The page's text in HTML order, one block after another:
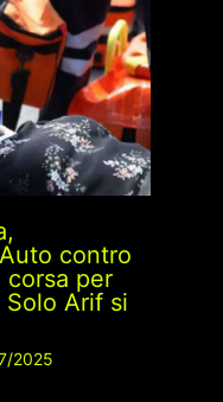
contro
corsa per
Solo Arif si
2025